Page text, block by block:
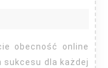
sukcesu dla każdej